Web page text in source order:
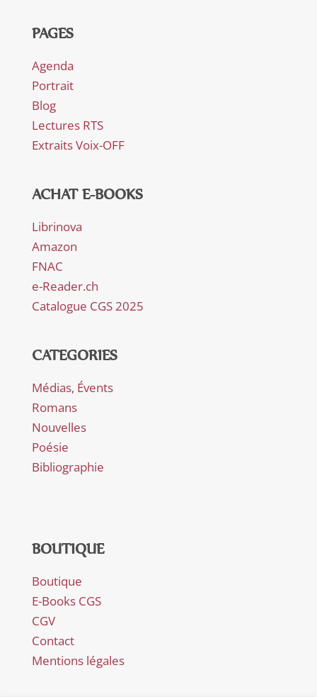
PAGES
Agenda
Portrait
Blog
Lectures RTS
Extraits Voix-OFF
ACHAT E-BOOKS
Librinova
Amazon
FNAC
e-Reader.ch
Catalogue CGS 2025
CATEGORIES
Médias, Évents
Romans
Nouvelles
Poésie
Bibliographie
BOUTIQUE
Boutique
E-Books CGS
CGV
Contact
Mentions légales